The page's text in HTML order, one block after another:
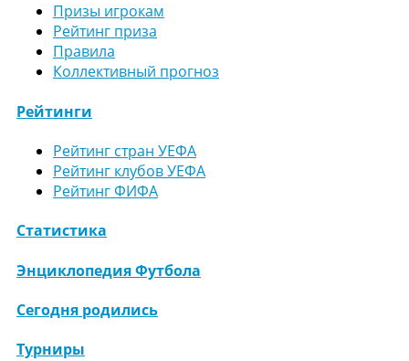
Призы игрокам
Рейтинг приза
Правила
Коллективный прогноз
Рейтинги
Рейтинг стран УЕФА
Рейтинг клубов УЕФА
Рейтинг ФИФА
Статистика
Энциклопедия Футбола
Сегодня родились
Турниры